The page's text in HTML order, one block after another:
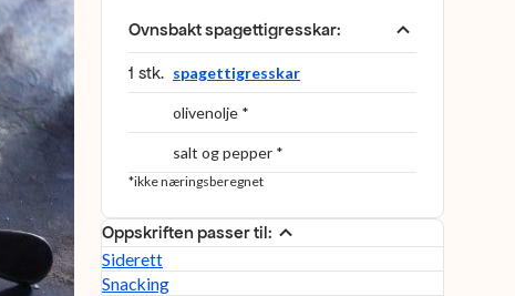
Ovnsbakt spagettigresskar:
1 stk. spagettigresskar
olivenolje *
salt og pepper *
*ikke næringsberegnet
Oppskriften passer til:
Siderett
Snacking